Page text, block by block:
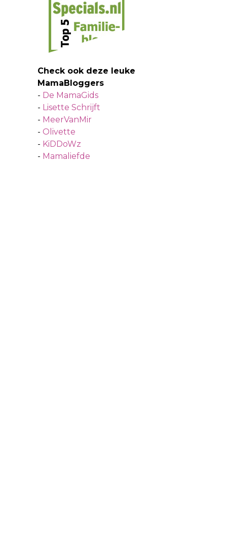
Check ook deze leuke
MamaBloggers
- De MamaGids
- Lisette Schrijft
- MeerVanMir
- Olivette
- KiDDoWz
- Mamaliefde